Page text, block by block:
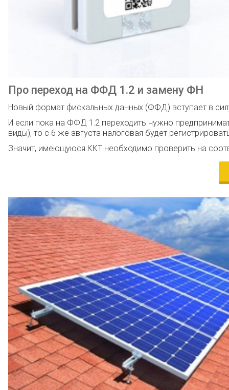
Про переход на ФФД 1.2 и замену ФН
Новый формат фискальных данных (ФФД) вступает в
И если пока на ФФД 1.2 переходить нужно
виды), то с 6 же августа налоговая будет
Значит, имеющуюся ККТ необходимо проверить на